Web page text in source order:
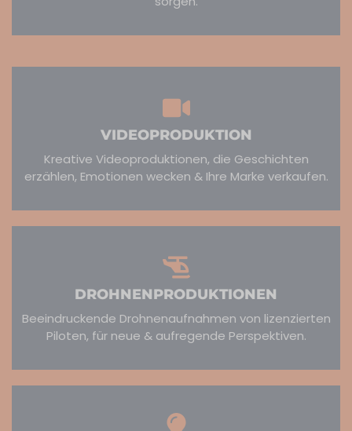
VIDEOPRODUKTION
Kreative Videoproduktionen, die Geschichten
erzählen, Emotionen wecken & Ihre Marke verkaufen.​
DROHNENPRODUKTIONEN
Beeindruckende Drohnenaufnahmen von lizenzierten
Piloten, für neue & aufregende Perspektiven.